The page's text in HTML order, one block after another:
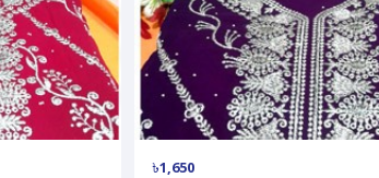
৳1,650